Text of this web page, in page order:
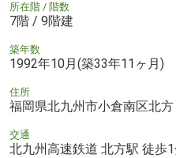
所在階 / 階数
7階 / 9階建
築年数
1992年10月(築33年11ヶ月)
住所
福岡県北九州市小倉南区北
交通
北九州高速鉄道 北方駅 徒歩